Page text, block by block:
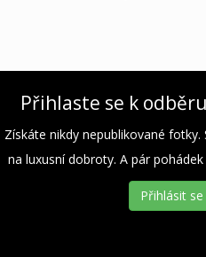
Přihlaste se k
Získáte nikdy nepublikované
na luxusní dobroty. A pár
Přihlásit